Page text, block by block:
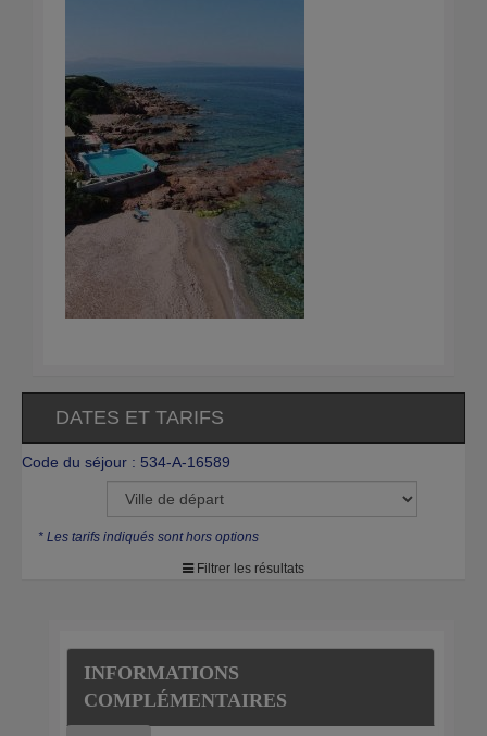
DATES ET TARIFS
Code du séjour : 534-A-16589
* Les tarifs indiqués sont hors options
Filtrer les résultats
INFORMATIONS
COMPLÉMENTAIRES